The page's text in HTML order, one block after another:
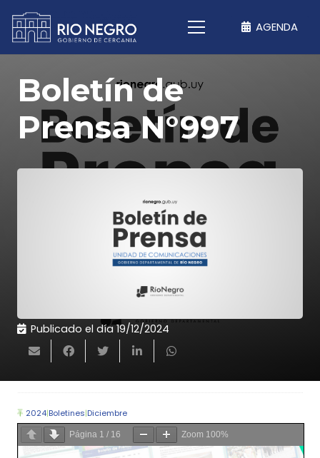
AGENDA
Boletín de
Prensa N°997
Publicado el día19/12/2024
2024|Boletines|Diciembre
Página 1 / 16 Zoom 100%